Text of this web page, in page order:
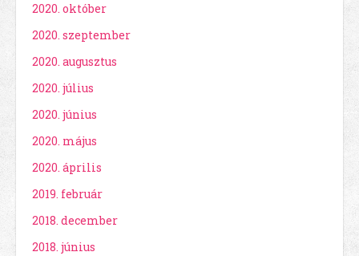
2020. október
2020. szeptember
2020. augusztus
2020. július
2020. június
2020. május
2020. április
2019. február
2018. december
2018. június